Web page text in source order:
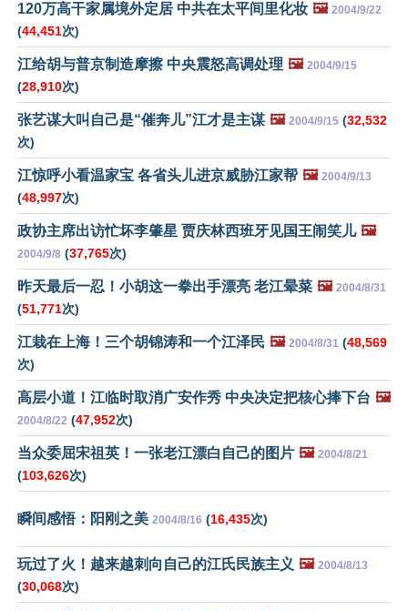
120万高干家属境外定居 中共在太平间里化妆 🖼️ 2004/9/22
(44,451次)
江给胡与普京制造摩擦 中央震怒高调处理 🖼️ 2004/9/15
(28,910次)
张艺谋大叫自己是“催奔儿”江才是主谋 🖼️ 2004/9/15 (32,532
次)
江惊呼小看温家宝 各省头儿进京威胁江家帮 🖼️ 2004/9/13
(48,997次)
政协主席出访忙坏李肇星 贾庆林西班牙见国王闹笑儿 🖼️
2004/9/8 (37,765次)
昨天最后一忍！小胡这一拳出手漂亮 老江晕菜 🖼️ 2004/8/31
(51,771次)
江栽在上海！三个胡锦涛和一个江泽民 🖼️ 2004/8/31 (48,569
次)
高层小道！江临时取消广安作秀 中央决定把核心捧下台 🖼️
2004/8/22 (47,952次)
当众委屈宋祖英！一张老江漂白自己的图片 🖼️ 2004/8/21
(103,626次)
瞬间感悟：阳刚之美 2004/8/16 (16,435次)
玩过了火！越来越刺向自己的江氏民族主义 🖼️ 2004/8/13
(30,068次)